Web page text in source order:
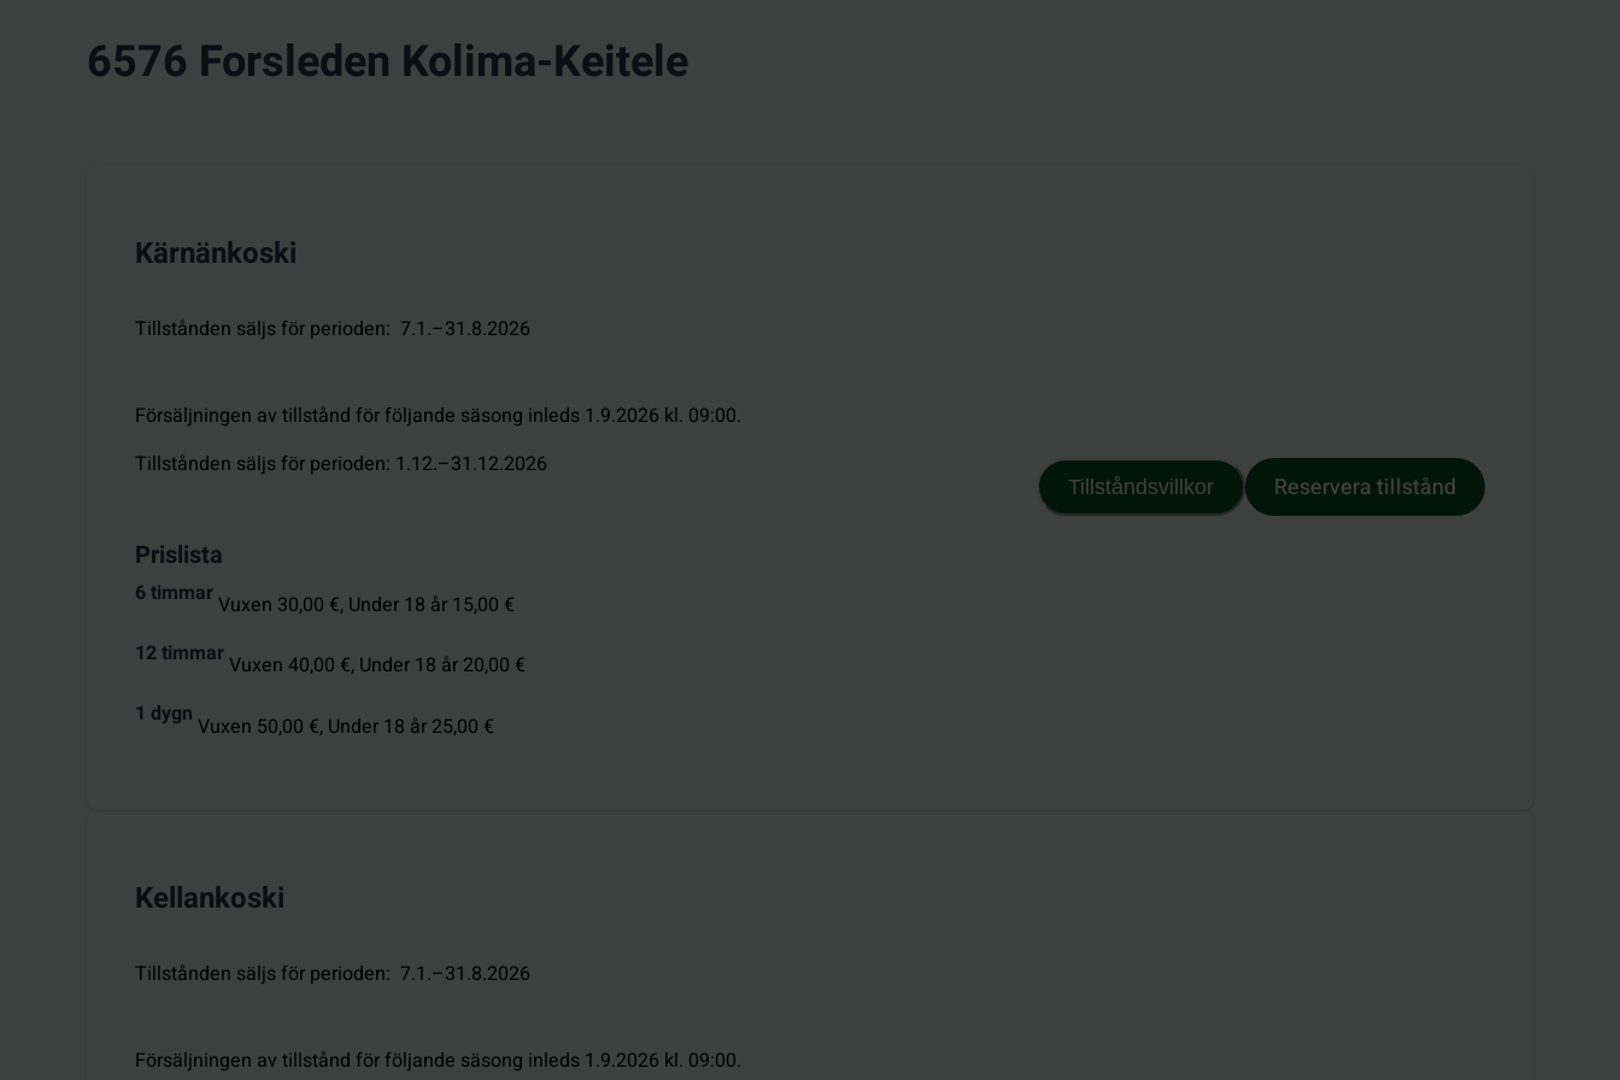
6576 Forsleden Kolima-Keitele
Kärnänkoski
Tillstånden säljs för perioden: 7.1.–31.8.2026
Försäljningen av tillstånd för följande säsong inleds 1.9.2026 kl. 09:00.
Tillstånden säljs för perioden: 1.12.–31.12.2026
Prislista
6 timmarVuxen 30,00 €, Under 18 år 15,00 €
12 timmarVuxen 40,00 €, Under 18 år 20,00 €
1 dygn Vuxen 50,00 €, Under 18 år 25,00 €
Tillståndsvillkor Reservera tillstånd
Kellankoski
Tillstånden säljs för perioden: 7.1.–31.8.2026
Försäljningen av tillstånd för följande säsong inleds 1.9.2026 kl. 09:00.